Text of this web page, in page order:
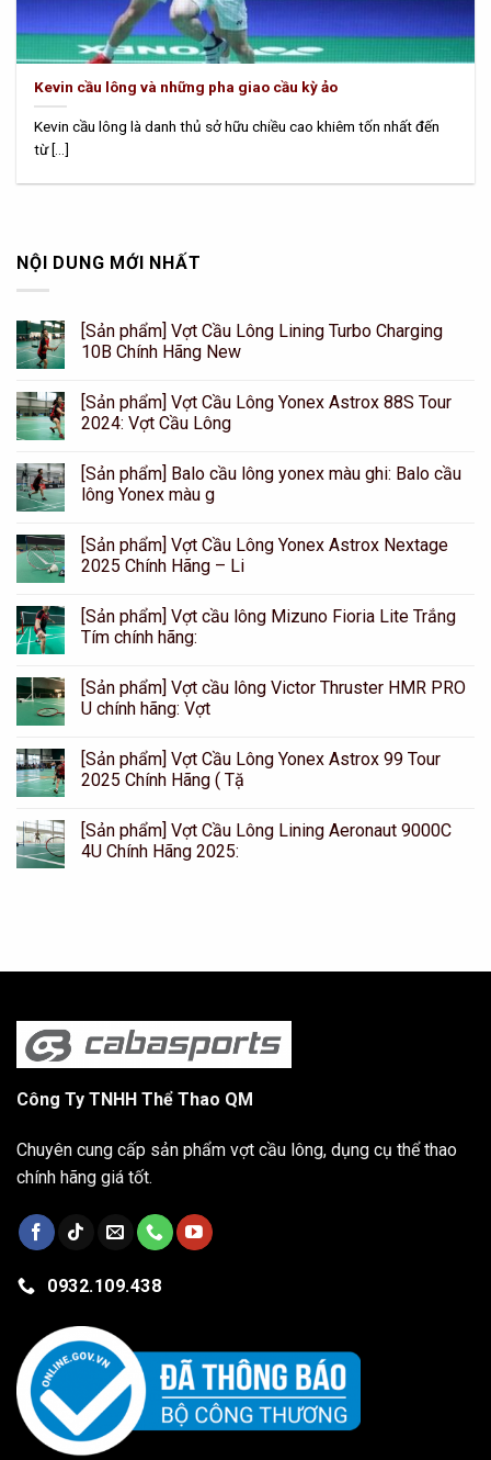
Kevin cầu lông và những pha giao cầu kỳ ảo
Kevin cầu lông là danh thủ sở hữu chiều cao khiêm tốn nhất đến
từ [...]
NỘI DUNG MỚI NHẤT
[Sản phẩm] Vợt Cầu Lông Lining Turbo Charging
10B Chính Hãng New
[Sản phẩm] Vợt Cầu Lông Yonex Astrox 88S Tour
2024: Vợt Cầu Lông
[Sản phẩm] Balo cầu lông yonex màu ghi: Balo cầu
lông Yonex màu g
[Sản phẩm] Vợt Cầu Lông Yonex Astrox Nextage
2025 Chính Hãng – Li
[Sản phẩm] Vợt cầu lông Mizuno Fioria Lite Trắng
Tím chính hãng:
[Sản phẩm] Vợt cầu lông Victor Thruster HMR PRO
U chính hãng: Vợt
[Sản phẩm] Vợt Cầu Lông Yonex Astrox 99 Tour
2025 Chính Hãng ( Tặ
[Sản phẩm] Vợt Cầu Lông Lining Aeronaut 9000C
4U Chính Hãng 2025:
Công Ty TNHH Thể Thao QM
Chuyên cung cấp sản phẩm vợt cầu lông, dụng cụ thể thao
chính hãng giá tốt.
0932.109.438